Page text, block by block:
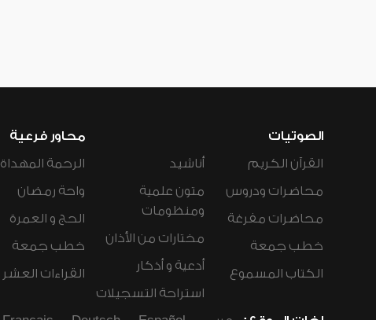
الصوتيات
القرآن الكريم
محاضرات ودروس
محاضرات مفرغة
خطب جمعة
الكتاب المسموع
أناشيد
متون علمية
ومنظومات
مختارات من الأذان
أدعية و أذكار
استراحة التسجيلات
محاور فرعية
الرحمة المهداة
واحة رمضان
الحج و العمرة
خطب جمعة
القراءات العشر